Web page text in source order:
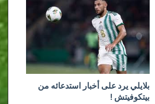
بلايلي يرد على أخبار استدعائه من
بيتكوفيتش !